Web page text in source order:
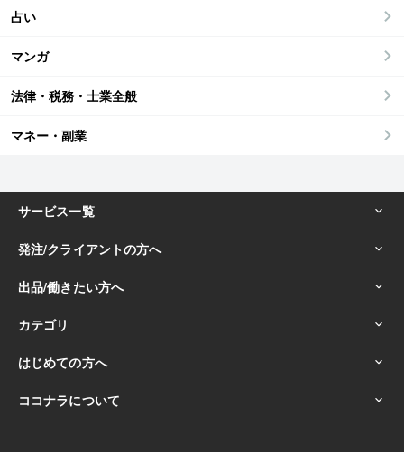
占い
マンガ
法律・税務・士業全般
マネー・副業